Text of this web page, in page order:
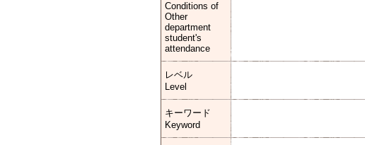
Conditions of
Other
department
student's
attendance
レベル
Level
キーワード
Keyword